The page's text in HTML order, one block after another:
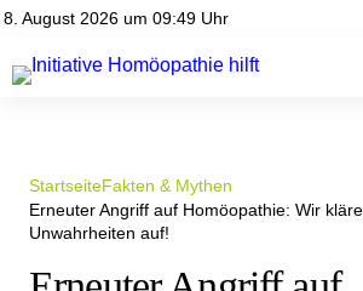
8. August 2026 um 09:49 Uhr
Homöopathie-News
StartseiteFakten & Mythen
Erneuter Angriff auf Homöopathie: Wir
Unwahrheiten auf!